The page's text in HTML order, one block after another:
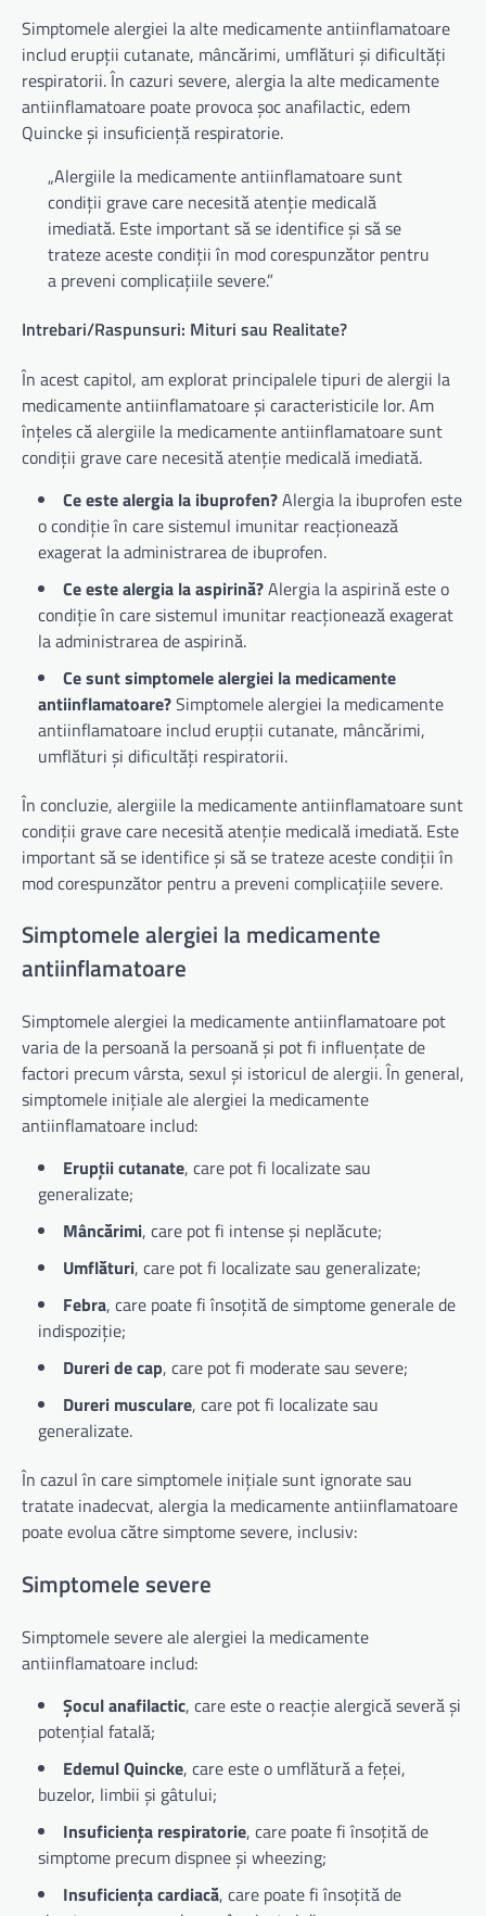
Simptomele alergiei la alte medicamente antiinflamatoare
includ erupții cutanate, mâncărimi, umflături și dificultăți
respiratorii. În cazuri severe, alergia la alte medicamente
antiinflamatoare poate provoca șoc anafilactic, edem
Quincke și insuficiență respiratorie.
„Alergiile la medicamente antiinflamatoare sunt
condiții grave care necesită atenție medicală
imediată. Este important să se identifice și să se
trateze aceste condiții în mod corespunzător pentru
a preveni complicațiile severe.”
Intrebari/Raspunsuri: Mituri sau Realitate?
În acest capitol, am explorat principalele tipuri de alergii la
medicamente antiinflamatoare și caracteristicile lor. Am
înțeles că alergiile la medicamente antiinflamatoare sunt
condiții grave care necesită atenție medicală imediată.
Ce este alergia la ibuprofen?Alergia la ibuprofen este
o condiție în care sistemul imunitar reacționează
exagerat la administrarea de ibuprofen.
Ce este alergia la aspirină?Alergia la aspirină este o
condiție în care sistemul imunitar reacționează exagerat
la administrarea de aspirină.
Ce sunt simptomele alergiei la medicamente
antiinflamatoare?Simptomele alergiei la medicamente
antiinflamatoare includ erupții cutanate, mâncărimi,
umflături și dificultăți respiratorii.
În concluzie, alergiile la medicamente antiinflamatoare sunt
condiții grave care necesită atenție medicală imediată. Este
important să se identifice și să se trateze aceste condiții în
mod corespunzător pentru a preveni complicațiile severe.
Simptomele alergiei la medicamente
antiinflamatoare
Simptomele alergiei la medicamente antiinflamatoare pot
varia de la persoană la persoană și pot fi influențate de
factori precum vârsta, sexul și istoricul de alergii. În general,
simptomele inițiale ale alergiei la medicamente
antiinflamatoare includ:
Erupții cutanate, care pot fi localizate sau
generalizate;
Mâncărimi, care pot fi intense și neplăcute;
Umflături, care pot fi localizate sau generalizate;
Febra, care poate fi însoțită de simptome generale de
indispoziție;
Dureri de cap, care pot fi moderate sau severe;
Dureri musculare, care pot fi localizate sau
generalizate.
În cazul în care simptomele inițiale sunt ignorate sau
tratate inadecvat, alergia la medicamente antiinflamatoare
poate evolua către simptome severe, inclusiv:
Simptomele severe
Simptomele severe ale alergiei la medicamente
antiinflamatoare includ:
Șocul anafilactic, care este o reacție alergică severă și
potențial fatală;
Edemul Quincke, care este o umflătură a feței,
buzelor, limbii și gâtului;
Insuficiența respiratorie, care poate fi însoțită de
simptome precum dispnee și wheezing;
Insuficiența cardiacă, care poate fi însoțită de